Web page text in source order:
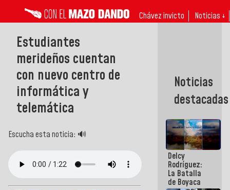
Chávez invicto Noticias ↓
Estudiantes
merideños cuentan
con nuevo centro de
informática y
telemática
Escucha esta noticia: 🔊
Noticias
destacadas
Delcy
Rodríguez:
La Batalla
de Boyaca